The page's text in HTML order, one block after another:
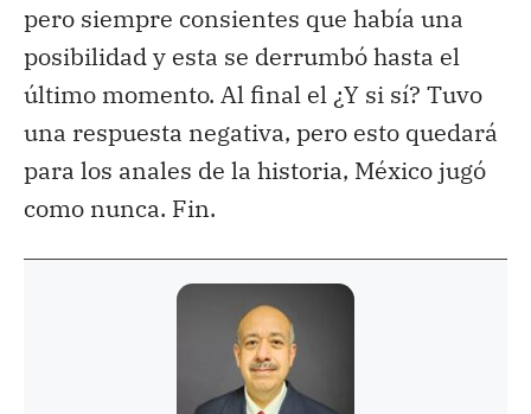
pero siempre consientes que había una
posibilidad y esta se derrumbó hasta el
último momento. Al final el ¿Y si sí? Tuvo
una respuesta negativa, pero esto quedará
para los anales de la historia, México jugó
como nunca. Fin.